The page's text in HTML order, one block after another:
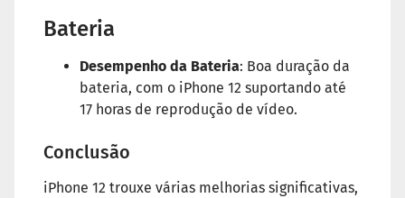
Bateria
Desempenho da Bateria: Boa duração da
bateria, com o iPhone 12 suportando até
17 horas de reprodução de vídeo.
Conclusão
iPhone 12 trouxe várias melhorias significativas,